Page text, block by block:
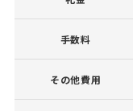
手数料
その他費用